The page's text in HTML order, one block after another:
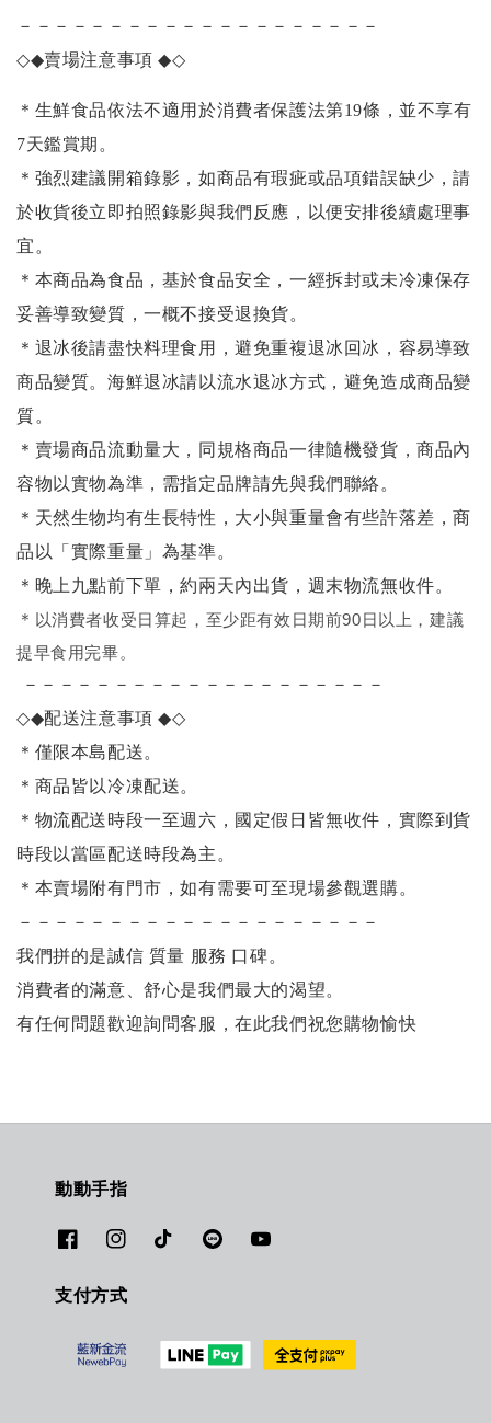
－－－－－－－－－－－－－－－－－－－－
◇◆賣場注意事項◆◇
＊生鮮食品依法不適用於消費者保護法第19條，並不享有
7天鑑賞期。
＊強烈建議開箱錄影，如商品有瑕疵或品項錯誤缺少，請
於收貨後立即拍照錄影與我們反應，以便安排後續處理事
宜。
＊本商品為食品，基於食品安全，一經拆封或未冷凍保存
妥善導致變質，一概不接受退換貨。
＊退冰後請盡快料理食用，避免重複退冰回冰，容易導致
商品變質。海鮮退冰請以流水退冰方式，避免造成商品變
質。
＊賣場商品流動量大，同規格商品一律隨機發貨，商品內
容物以實物為準，需指定品牌請先與我們聯絡。
＊天然生物均有生長特性，大小與重量會有些許落差，商
品以「實際重量」為基準。
＊晚上九點前下單，約兩天內出貨，週末物流無收件。
＊ 以消費者收受日算起，至少距有效日期前90日以上，建議
提早食用完畢。
－－－－－－－－－－－－－－－－－－－－
◇◆配送注意事項◆◇
＊僅限本島配送。
＊商品皆以冷凍配送。
＊物流配送時段一至週六，國定假日皆無收件，實際到貨
時段以當區配送時段為主。
＊本賣場附有門市，如有需要可至現場參觀選購。
－－－－－－－－－－－－－－－－－－－－
我們拼的是誠信 質量 服務 口碑。
消費者的滿意、舒心是我們最大的渴望。
有任何問題歡迎詢問客服，在此我們祝您購物愉快
動動手指
支付方式